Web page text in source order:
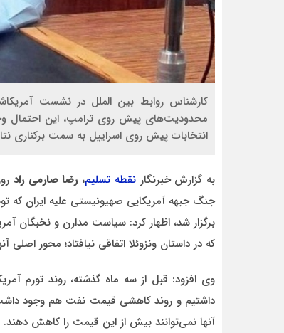
کارشناس روابط بین الملل در نشست
محدودیت‌های پیش روی ترامپ، این احتمال
انتخابات پیش‌ روی اسراییل به سمت برکناری
به گزارش خبرنگارنقطه تسلیم،رضا صارمی راد
جنگ جبهه آمریکایی صهیونیستی علیه ایران که
برگزار شد، اظهار کرد: سیاست‌ مدارن و نخبگان
که در داستان ونزوئلا اتفاقی نیافتاد؛ محور
وی افزود: قبل از سه ماه گذشته، روند تورم
آنها نمی‌توانند بیش از این قیمت را کاهش دهند.
احمد
روحشان شاد. دقیقا مشکل کشور ما این اس که
موضوع مدیر و مدیریت اهمیت داده نمیشود.